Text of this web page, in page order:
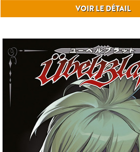
VOIR LE DÉTAIL